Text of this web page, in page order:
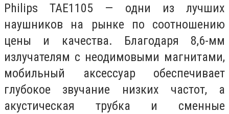
Philips TAE1105 — одни из лучших
наушников на рынке по соотношению
цены и качества. Благодаря 8,6-мм
излучателям с неодимовыми магнитами,
мобильный аксессуар обеспечивает
глубокое звучание низких частот, а
акустическая трубка и сменные